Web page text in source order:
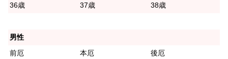
36歳
37歳 38歳
男性
前厄
本厄
後厄